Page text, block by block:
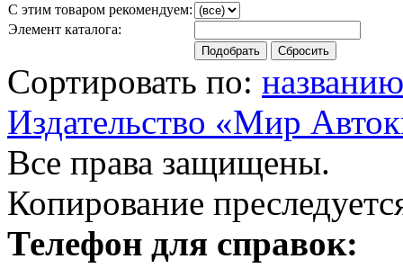
С этим товаром рекомендуем:
Элемент каталога:
Сортировать по: названию
Издательство «Мир
Все права защищены.
Копирование
Телефон для справок: